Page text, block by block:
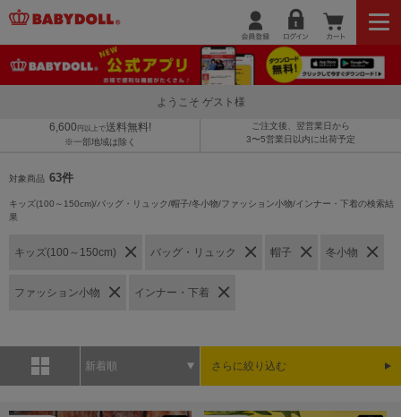
ようこそ ゲスト様
6,600 円以上で送料無料!
※一部地域は除く
ご注文後、翌営業日から
3〜5営業日以内に出荷予定
対象商品 63件
キッズ(100～150cm)/バッグ・リュック/帽子/冬小物/ファッション小物/インナー・下着の検索結
果
キッズ(100～150cm) バッグ・リュック 帽子 冬小物
ファッション小物 インナー・下着
新着順 さらに絞り込む